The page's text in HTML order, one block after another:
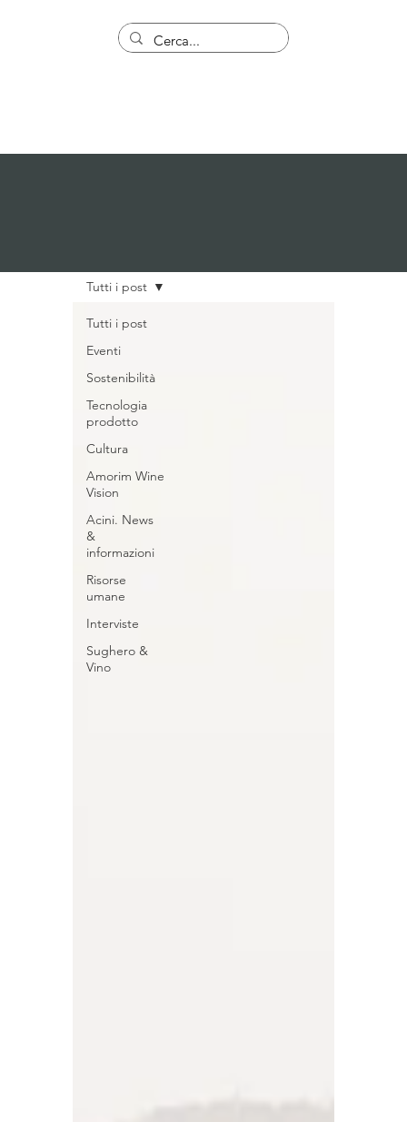
Tutti i post
Eventi
Sostenibilità
Tecnologia
prodotto
Cultura
Amorim Wine
Vision
Acini. News
&
informazioni
Risorse
umane
Interviste
Sughero &
Vino
Tutti i post